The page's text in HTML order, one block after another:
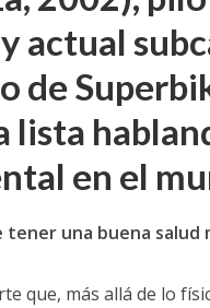
actual
de
lista
en el
una buena salud
que, más allá de lo